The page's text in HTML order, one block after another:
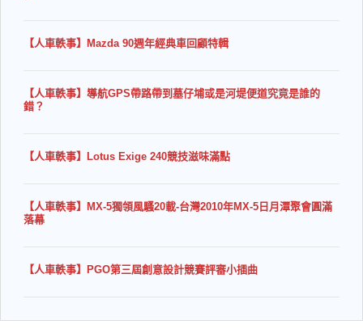
【人車軼事】Mazda 90週年經典車回顧特輯
【人車軼事】導航GPS帶路帶到墓仔埔或是河堤便道究竟是誰的
錯？
【人車軼事】Lotus Exige 240競技滋味滿點
【人車軼事】MX-5獨領風騷20載-台灣2010年MX-5日月潭聚會圓滿
落幕
【人車軼事】PGO第三屆創意設計競賽評審小插曲